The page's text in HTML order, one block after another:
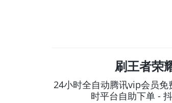
刷王者荣
24小时全自动腾讯vip会员免
时平台自助下单 -